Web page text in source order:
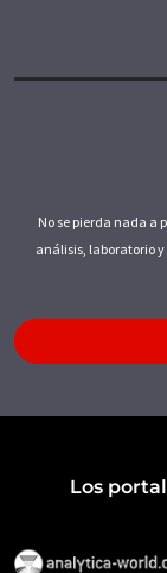
No se pierda nada a
análisis, laboratorio y
Los